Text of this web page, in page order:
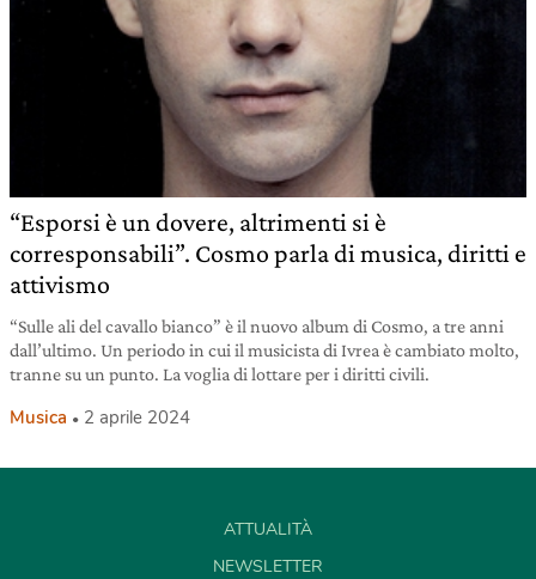
“Esporsi è un dovere, altrimenti si è
corresponsabili”. Cosmo parla di musica, diritti e
attivismo
“Sulle ali del cavallo bianco” è il nuovo album di Cosmo, a tre anni
dall’ultimo. Un periodo in cui il musicista di Ivrea è cambiato molto,
tranne su un punto. La voglia di lottare per i diritti civili.
Musica 2 aprile 2024
ATTUALITÀ
NEWSLETTER